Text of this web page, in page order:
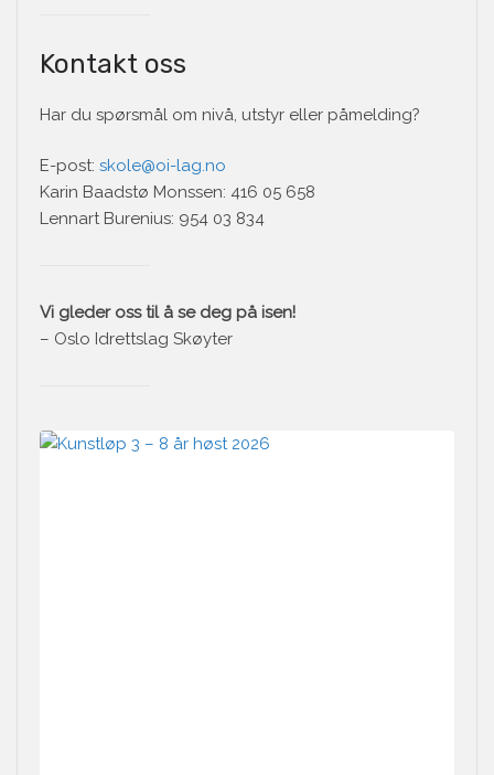
Kontakt oss
Har du spørsmål om nivå, utstyr eller påmelding?
E-post: skole@oi-lag.no
Karin Baadstø Monssen: 416 05 658
Lennart Burenius: 954 03 834
Vi gleder oss til å se deg på isen!
– Oslo Idrettslag Skøyter